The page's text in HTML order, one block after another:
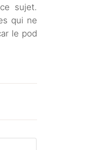
sujet.
qui ne
le pod